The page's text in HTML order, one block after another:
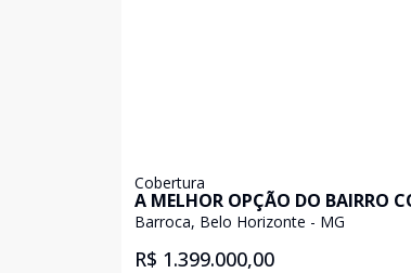
Cobertura
A MELHOR OPÇÃO DO BAIRRO
Barroca, Belo Horizonte - MG
R$ 1.399.000,00